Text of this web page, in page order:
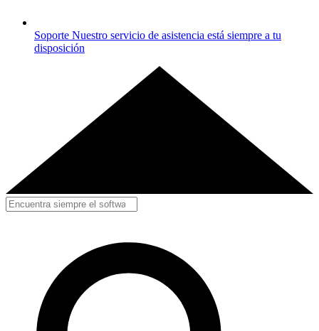
Soporte Nuestro servicio de asistencia está siempre a tu
disposición